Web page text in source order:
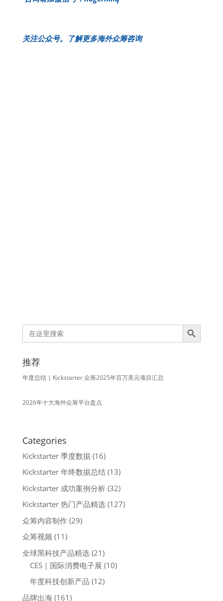
关注公众号。了解更多海外众筹咨询
Search
for:
Search Button
推荐
年度总结 | Kickstarter 众筹2025年百万美元项目汇总
2026年十大海外众筹平台盘点
Categories
Kickstarter 季度数据(16)
Kickstarter 年终数据总结(13)
Kickstarter 成功案例分析(32)
Kickstarter 热门产品精选(127)
众筹内容制作(29)
众筹视频 (11)
全球黑科技产品精选(21)
CES｜国际消费电子展 (10)
年度科技创新产品 (12)
品牌出海(161)